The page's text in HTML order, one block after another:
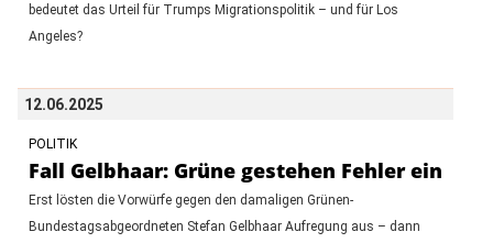
bedeutet das Urteil für Trumps Migrationspolitik – und für Los
Angeles?
12.06.2025
POLITIK
Fall Gelbhaar: Grüne gestehen Fehler ein
Erst lösten die Vorwürfe gegen den damaligen Grünen-
Bundestagsabgeordneten Stefan Gelbhaar Aufregung aus – dann